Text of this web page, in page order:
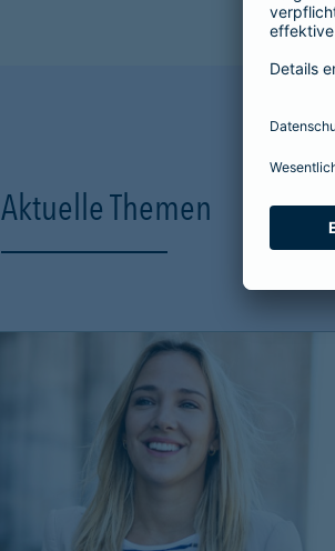
Aktuelle Themen